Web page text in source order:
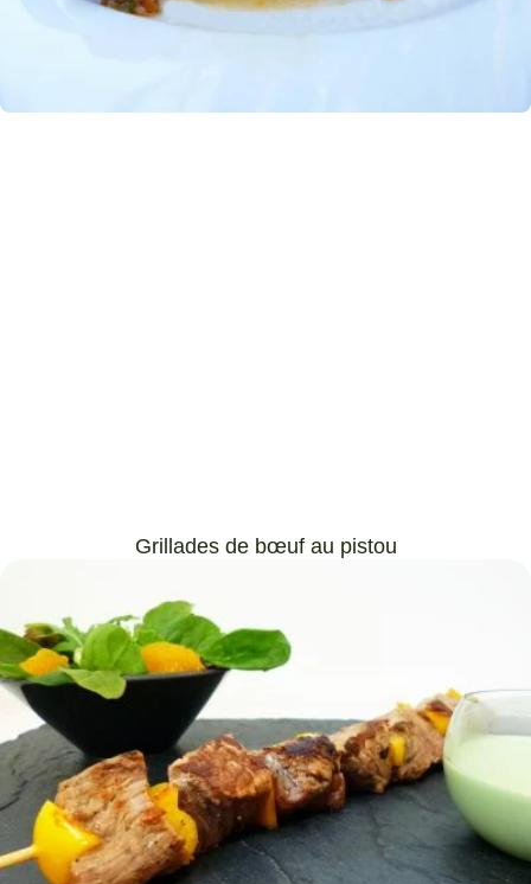
Grillades de bœuf au pistou